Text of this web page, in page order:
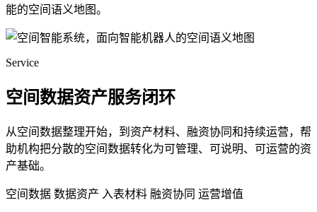
能的空间语义地图。
Service
空间数据资产服务闭环
从空间数据整理开始，到资产材料、融资协同和持续运营，帮
助机构把分散的空间数据转化为可管理、可说明、可运营的资
产基础。
空间数据 数据资产 入表材料 融资协同 运营增值